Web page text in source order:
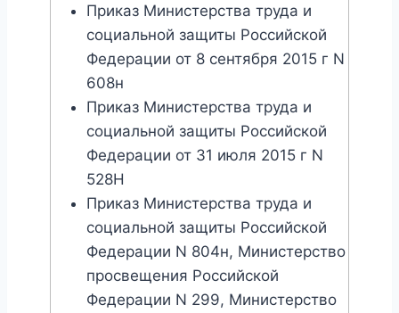
Приказ Министерства труда и
социальной защиты Российской
Федерации от 8 сентября 2015 г N
608н
Приказ Министерства труда и
социальной защиты Российской
Федерации от 31 июля 2015 г N
528Н
Приказ Министерства труда и
социальной защиты Российской
Федерации N 804н, Министерство
просвещения Российской
Федерации N 299, Министерство